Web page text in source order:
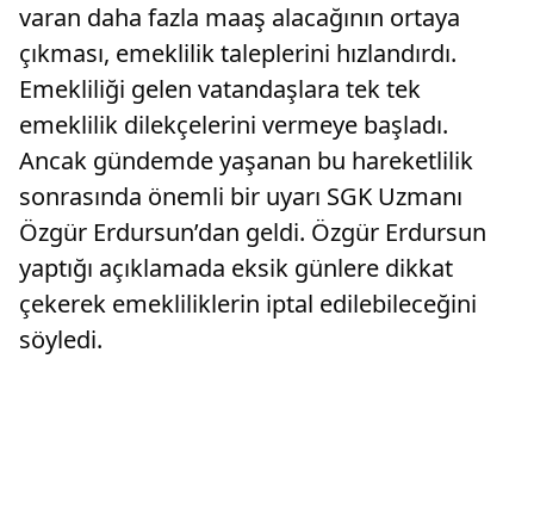
varan daha fazla maaş alacağının ortaya
çıkması, emeklilik taleplerini hızlandırdı.
Emekliliği gelen vatandaşlara tek tek
emeklilik dilekçelerini vermeye başladı.
Ancak gündemde yaşanan bu hareketlilik
sonrasında önemli bir uyarı SGK Uzmanı
Özgür Erdursun’dan geldi. Özgür Erdursun
yaptığı açıklamada eksik günlere dikkat
çekerek emekliliklerin iptal edilebileceğini
söyledi.